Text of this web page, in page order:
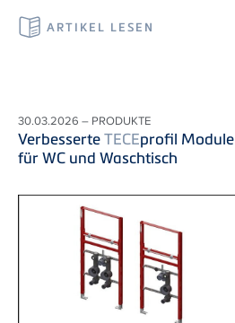
ARTIKEL LESEN
30.03.2026 – PRODUKTE
VerbesserteTECEprofil Module
für WC und Waschtisch